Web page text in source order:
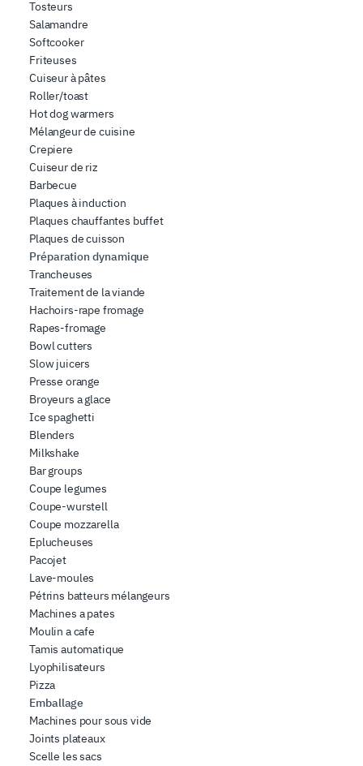
Tosteurs
Salamandre
Softcooker
Friteuses
Cuiseur à pâtes
Roller/toast
Hot dog warmers
Mélangeur de cuisine
Crepiere
Cuiseur de riz
Barbecue
Plaques à induction
Plaques chauffantes buffet
Plaques de cuisson
Préparation dynamique
Trancheuses
Traitement de la viande
Hachoirs-rape fromage
Rapes-fromage
Bowl cutters
Slow juicers
Presse orange
Broyeurs a glace
Ice spaghetti
Blenders
Milkshake
Bar groups
Coupe legumes
Coupe-wurstell
Coupe mozzarella
Eplucheuses
Pacojet
Lave-moules
Pétrins batteurs mélangeurs
Machines a pates
Moulin a cafe
Tamis automatique
Lyophilisateurs
Pizza
Emballage
Machines pour sous vide
Joints plateaux
Scelle les sacs